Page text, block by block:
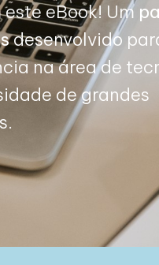
eBook! Um
desenvolvido
na área de
de grandes